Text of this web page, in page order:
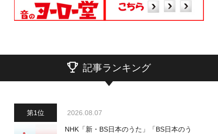
記事ランキング
2026.08.07
NHK「新・BS日本のうた」「BS日本のう